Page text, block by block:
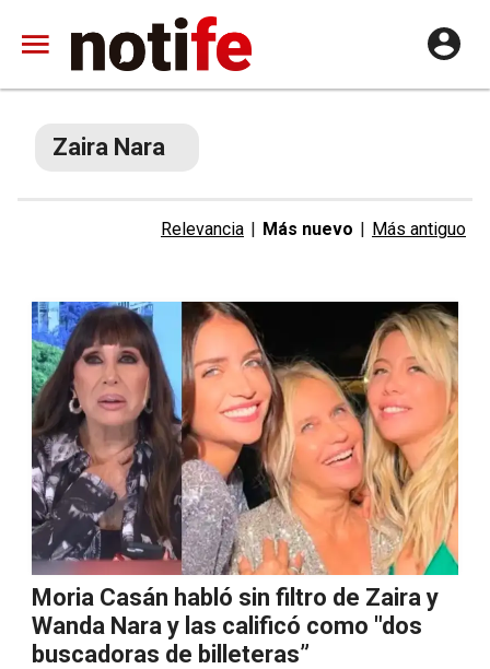
Zaira Nara
Relevancia | Más nuevo | Más antiguo
Moria Casán habló sin filtro de Zaira y
Wanda Nara y las calificó como "dos
buscadoras de billeteras”